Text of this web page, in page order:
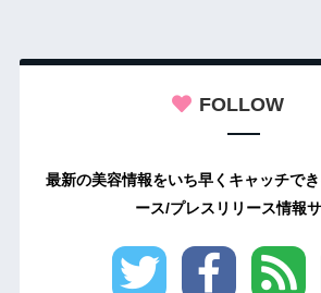
FOLLOW
最新の美容情報をいち早くキャッチで
ース/プレスリリース情報